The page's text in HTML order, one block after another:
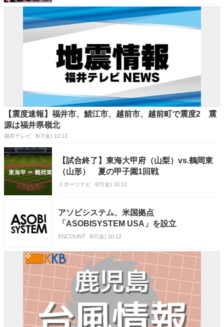
【震度速報】福井市、鯖江市、越前市、越前町で震度2 震
源は福井県嶺北
福井テレビ 8/7(金) 10:12
【試合終了】東海大甲府（山梨）vs.鶴岡東
（山形） 夏の甲子園1回戦
スポーツナビ 8/7(金) 10:12
アソビシステム、米国拠点
「ASOBISYSTEM USA」を設立
ENCOUNT 8/7(金) 10:12